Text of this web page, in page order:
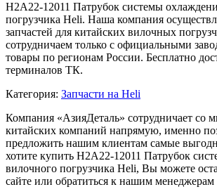
H2A22-12011 Патрубок системы
погрузчика Heli. Наша компания
запчастей для китайских вилочных
сотрудничаем только с официальными
товары по регионам России. Бесплатно
терминалов ТК.
Категория: Запчасти на Heli
Компания «АзияДеталь» сотрудничает со
китайских компаний напрямую, именно
предложить нашим клиентам самые
хотите купить H2A22-12011 Патрубок
вилочного погрузчика Heli, Вы можете
сайте или обратиться к нашим менеджерам